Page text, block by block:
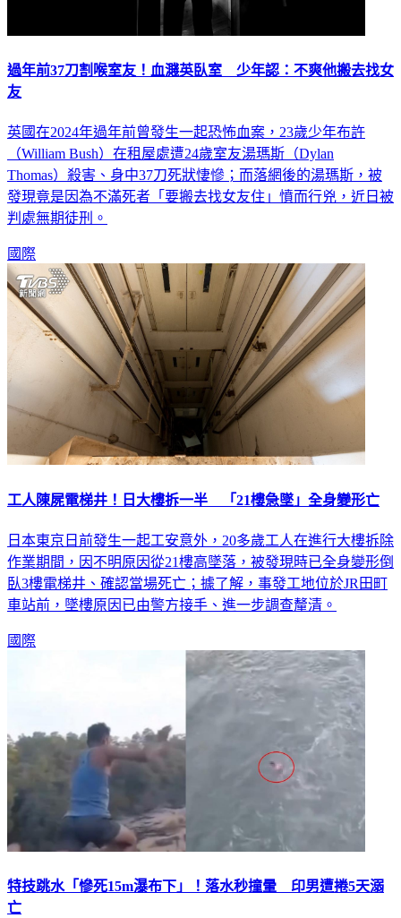
過年前37刀割喉室友！血濺英臥室 少年認：不爽他搬去找女
英國在2024年過年前曾發生一起恐怖血案，23歲少年布許
（William Bush）在租屋處遭24歲室友湯瑪斯（Dylan
Thomas）殺害、身中37刀死狀悽慘；而落網後的湯瑪斯，被
發現竟是因為不滿死者「要搬去找女友住」憤而行兇，近日被
國際
日本東京日前發生一起工安意外，20多歲工人在進行大樓拆除
作業期間，因不明原因從21樓高墜落，被發現時已全身變形倒
臥3樓電梯井、確認當場死亡；據了解，事發工地位於JR田町
特技跳水「慘死15m瀑布下」！落水秒撞暈 印男遭捲5天溺